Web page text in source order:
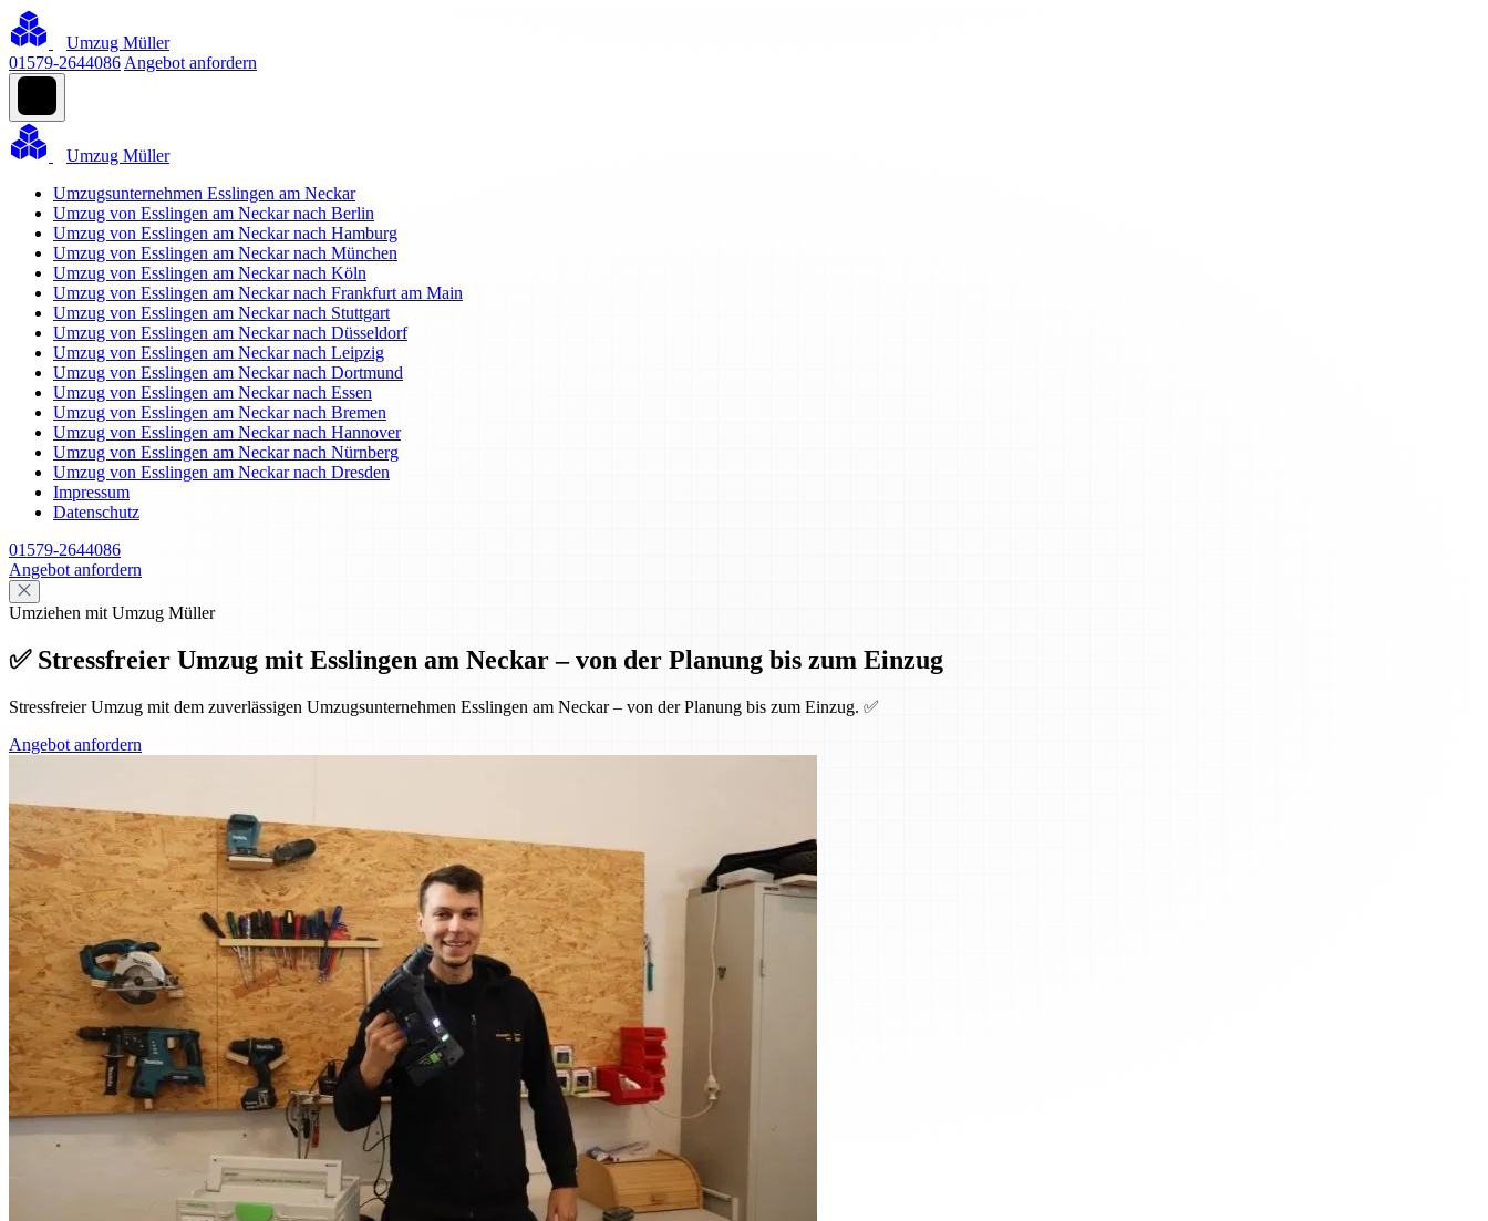
Umzug Müller
01579-2644086 Angebot anfordern
Umzug Müller
Umzugsunternehmen Esslingen am Neckar
Umzug von Esslingen am Neckar nach Berlin
Umzug von Esslingen am Neckar nach Hamburg
Umzug von Esslingen am Neckar nach München
Umzug von Esslingen am Neckar nach Köln
Umzug von Esslingen am Neckar nach Frankfurt am Main
Umzug von Esslingen am Neckar nach Stuttgart
Umzug von Esslingen am Neckar nach Düsseldorf
Umzug von Esslingen am Neckar nach Leipzig
Umzug von Esslingen am Neckar nach Dortmund
Umzug von Esslingen am Neckar nach Essen
Umzug von Esslingen am Neckar nach Bremen
Umzug von Esslingen am Neckar nach Hannover
Umzug von Esslingen am Neckar nach Nürnberg
Umzug von Esslingen am Neckar nach Dresden
Impressum
Datenschutz
01579-2644086
Angebot anfordern
Umziehen mit Umzug Müller
✅ Stressfreier Umzug mit Esslingen am Neckar – von der Planung bis zum Einzug
Stressfreier Umzug mit dem zuverlässigen Umzugsunternehmen Esslingen am Neckar – von der Planung bis zum Einzug. ✅
Angebot anfordern